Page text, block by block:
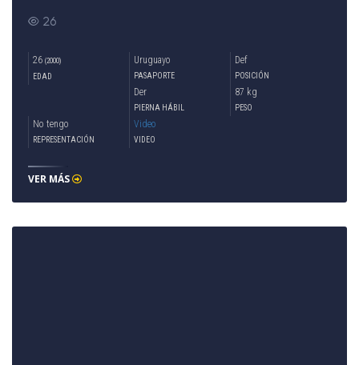
26
26 (2000)
EDAD
Uruguayo
PASAPORTE
Def
POSICIÓN
Der
PIERNA HÁBIL
87 kg
PESO
No tengo
REPRESENTACIÓN
Video
VIDEO
VER MÁS